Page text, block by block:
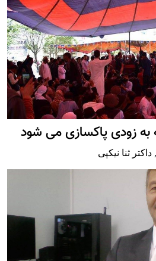
زودی پاکسازی می شود
, داکتر ثنا نیکپی